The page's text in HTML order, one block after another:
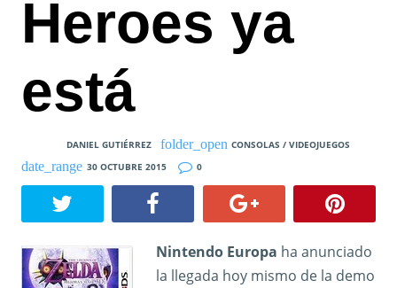
Heroes ya
está
DANIEL GUTIÉRREZ
CONSOLAS / VIDEOJUEGOS
30 OCTUBRE 2015
0
Nintendo Europa ha anunciado
la llegada hoy mismo de la demo